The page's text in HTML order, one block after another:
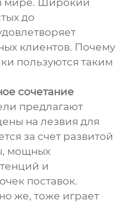
мире. Широкий
до
клиентов. Почему
пользуются таким
сочетание
предлагают
на лезвия для
за счет развитой
мощных
и
поставок.
же, тоже играет